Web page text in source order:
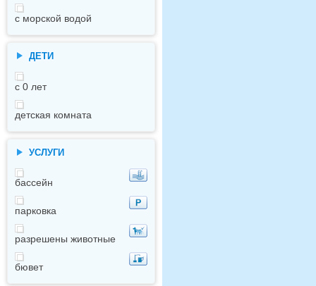
с морской водой
ДЕТИ
с 0 лет
детская комната
УСЛУГИ
бассейн
парковка
разрешены животные
бювет